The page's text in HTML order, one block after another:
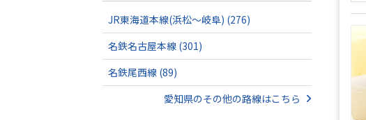
JR東海道本線(浜松～岐阜) (276)
名鉄名古屋本線 (301)
名鉄尾西線 (89)
愛知県のその他の路線はこちら